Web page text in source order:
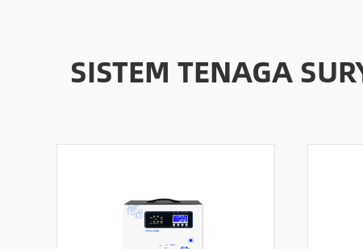
SISTEM TENAGA